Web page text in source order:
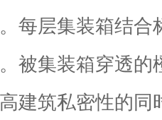
每层集装箱结合
被集装箱穿透的
建筑私密性的同